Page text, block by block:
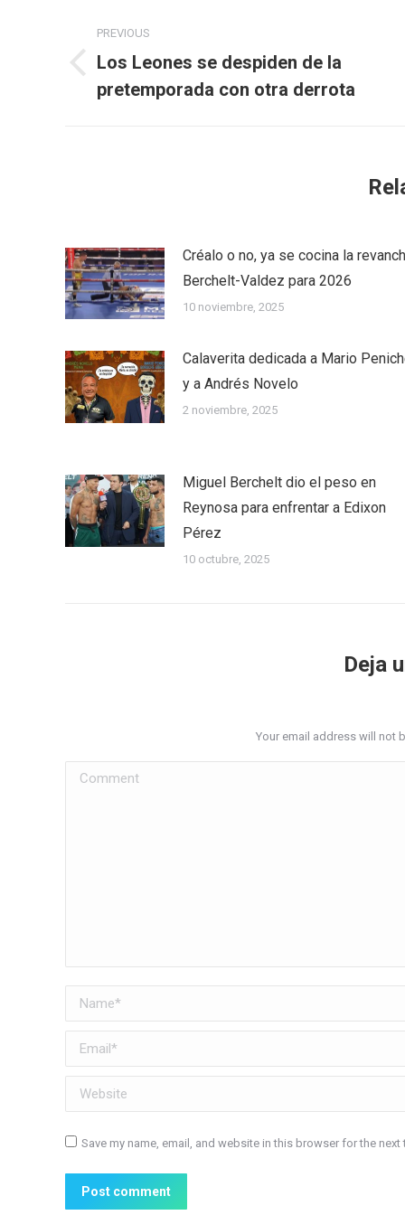
navigation
PREVIOUS
Previous
post:
Los Leones se despiden de la
pretemporada con otra derrota
Créalo o no, ya se cocina la
Berchelt-Valdez para 2026
10 noviembre, 2025
Calaverita dedicada a Mario
y a Andrés Novelo
2 noviembre, 2025
Miguel Berchelt dio el peso en
Reynosa para enfrentar a Edixon
Pérez
10 octubre, 2025
Deja
Your email address will not
Comment
Name *
Email *
Website
Save my name, email, and website in this browser for the next
Post comment